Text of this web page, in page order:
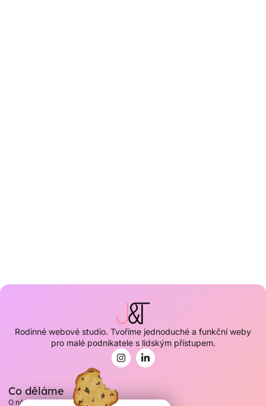
Rodinné webové studio. Tvoříme jednoduché a funkční weby
pro malé podnikatele s lidským přístupem.
Co děláme
O nás